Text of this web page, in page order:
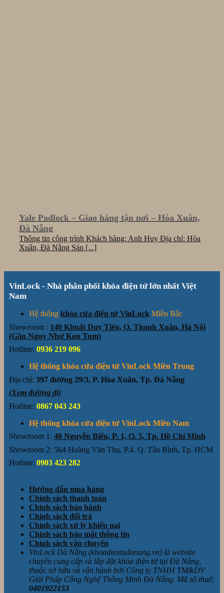
Yale Padlock – Giao hàng tận nơi – Hòa Xuân,
Đà Nẵng
Thông tin công trình Khách hàng: Anh Huy Địa chỉ: Hòa
Xuân, Đà Nẵng Sản [...]
VinLock - Nhà phân phối khóa điện tử lớn nhất Việt
Nam
Hệ thống khóa cửa điện tử VinLockMiền Bắc
Showroom : 140 Khuất Duy Tiến, Q. Thanh Xuân, Hà Nội
(Gần Ngụy Như Kon Tum)
Hotline: 0936 219 096
Hệ thống khóa cửa điện tử VinLock Miền Trung
Địa chỉ: 397 đường 29/3, P. Hòa Xuân, Tp. Đà Nẵng
(Xem đường đi)
Hotline: 0867 043 243
Hệ thống khóa cửa điện tử VinLock Miền Nam
Showroom 1: 40 Nguyễn Biểu, P. 1, Q. 5, Tp. Hồ Chí Minh
Showroom 2: 564 Hoàng Văn Thụ, P.4. Q. Tân Bình, Tp. HCM
Hotline: 0903 423 282
Hướng dẫn mua hàng
Chính sách thanh toán
Chính sách bảo hành
Chính sách đổi trả
Chính sách xử lý khiếu nại
Chính sách bảo mật thông tin
Chính sách vận chuyển
VinLock Đà Nẵng (khoadientudanang.vn) là website
chuyên cung cấp và lắp đặt khóa điện tử tại Đà Nẵng,
thuộc sở hữu và vận hành bởi Công ty TNHH TM&DV
Giải Pháp Công Nghệ Thông Minh Đà Nẵng. Mã số thuế:
0401922153